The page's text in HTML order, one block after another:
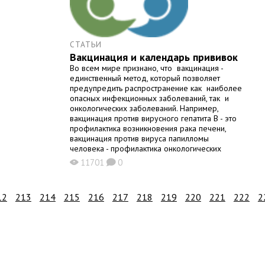
СТАТЬИ
Вакцинация и календарь прививок
Во всем мире признано, что вакцинация -
единственный метод, который позволяет
предупредить распространение как наиболее
опасных инфекционных заболеваний, так и
онкологических заболеваний. Например,
вакцинация против вирусного гепатита В - это
профилактика возникновения рака печени,
вакцинация против вируса папилломы
человека - профилактика онкологических
заболеваний у женщин. На сегодняшний день
вакцинация является одним из наиболее
состоит в
X11701K0
213 214 215 216 217 218 219 220 221 222